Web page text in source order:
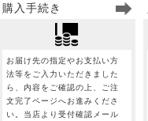
購入手続き
お届け先の指定やお支払い方
法等をご入力いただきました
ら、内容をご確認の上、ご注
文完了ページへお進みくださ
い。当店より受付確認メール